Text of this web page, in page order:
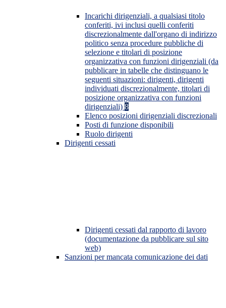
Incarichi dirigenziali, a qualsiasi titolo
conferiti, ivi inclusi quelli conferiti
discrezionalmente dall'organo di indirizzo
politico senza procedure pubbliche di
selezione e titolari di posizione
organizzativa con funzioni dirigenziali (da
pubblicare in tabelle che distinguano le
seguenti situazioni: dirigenti, dirigenti
individuati discrezionalmente, titolari di
posizione organizzativa con funzioni
dirigenziali) 8
Elenco posizioni dirigenziali discrezionali
Posti di funzione disponibili
Ruolo dirigenti
Dirigenti cessati
Dirigenti cessati dal rapporto di lavoro
(documentazione da pubblicare sul sito
web)
Sanzioni per mancata comunicazione dei dati